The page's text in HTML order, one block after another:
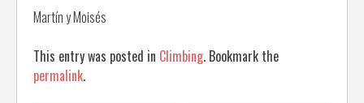
Martín y Moisés
This entry was posted in Climbing. Bookmark the
permalink.